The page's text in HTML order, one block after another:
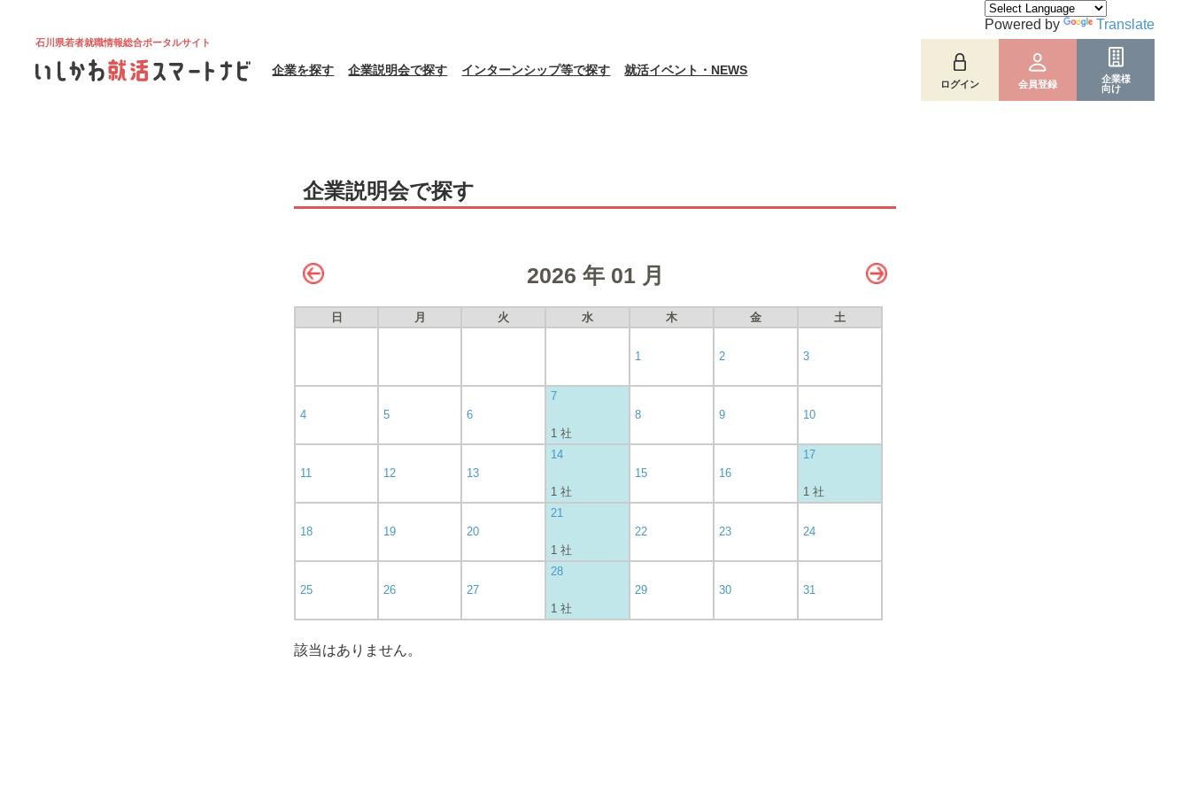
石川県若者就職情報総合ポータルサイト
企業を探す 企業説明会で探す インターンシップ等で探す 就活イベント・NEWS
ログイン 会員登録
企業様
向け
Powered by Translate
企業説明会で探す
2026 年 01 月
日 月 火 水 木 金 土
1 2 3
4 5 6
7
1 社
8 9 10
11 12 13
14
1 社
15 16
17
1 社
18 19 20
21
1 社
22 23 24
25 26 27
28
1 社
29 30 31
該当はありません。